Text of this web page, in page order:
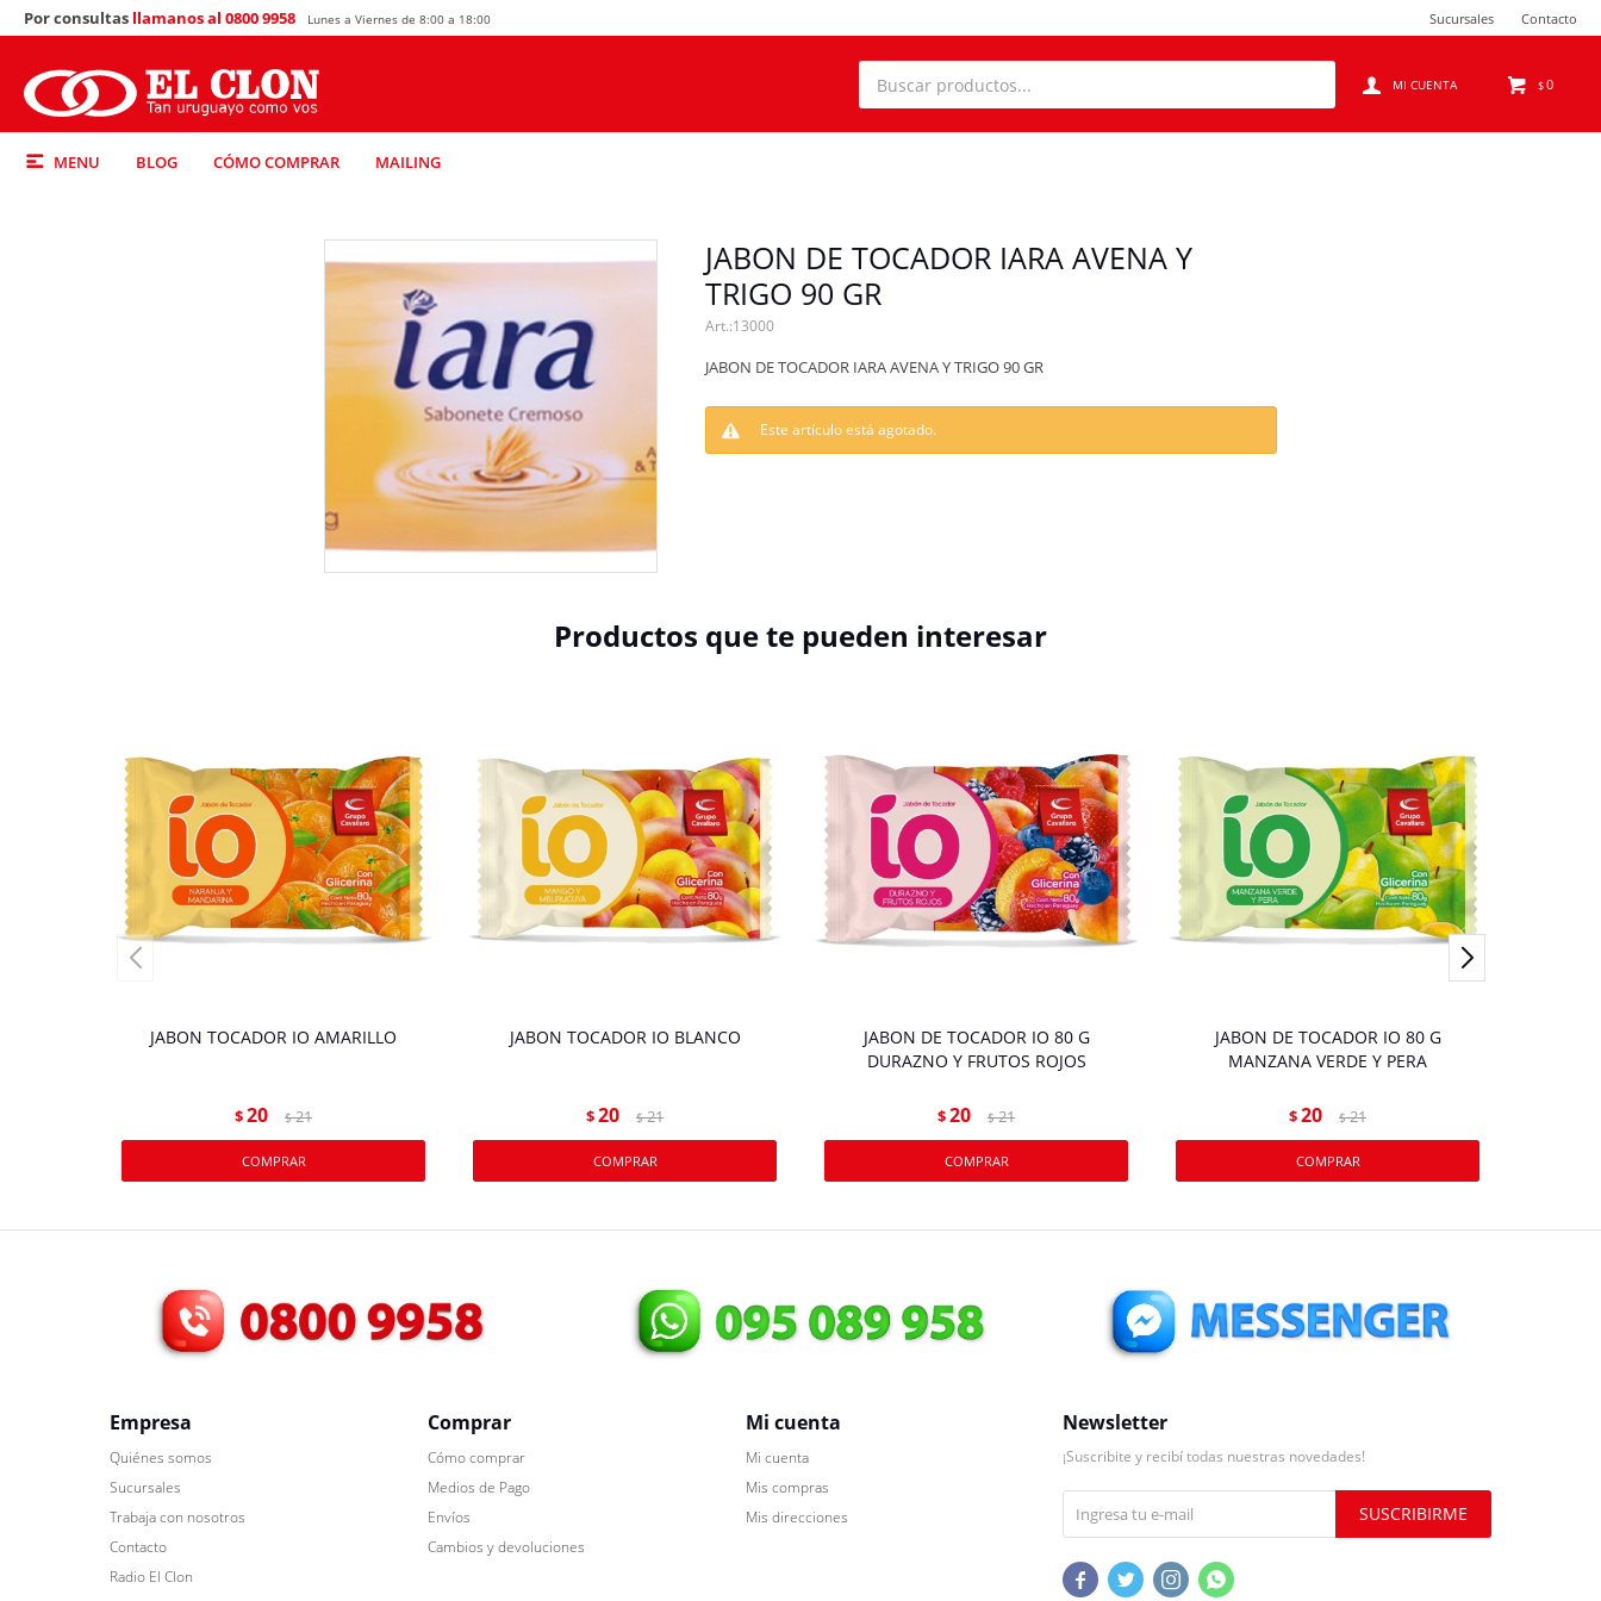
MENU BLOG CÓMO COMPRAR MAILING
$0
Por consultas llamanos al 0800 9958 Lunes a Viernes de 8:00 a 18:00 Sucursales Contacto
JABON DE TOCADOR IARA AVENA Y
TRIGO 90 GR
13000
JABON DE TOCADOR IARA AVENA Y TRIGO 90 GR
Este artículo está agotado.
Productos que te pueden interesar
JABON TOCADOR IO AMARILLO
$20 $ 21
JABON TOCADOR IO BLANCO
$20 $ 21
JABON DE TOCADOR IO 80 G
DURAZNO Y FRUTOS ROJOS
$20 $ 21
JABON DE TOCADOR IO 80 G
MANZANA VERDE Y PERA
$20 $ 21
Empresa
Quiénes somos
Sucursales
Trabaja con nosotros
Contacto
Radio El Clon
Comprar
Cómo comprar
Medios de Pago
Envíos
Cambios y devoluciones
Mi cuenta
Mi cuenta
Mis compras
Mis direcciones
Newsletter
¡Suscribite y recibí todas nuestras novedades!
SUSCRIBIRME
   